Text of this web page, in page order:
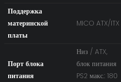
Поддержка
материнской
платы
MICO ATX/ITX
Порт блока
питания
Низ / ATX,
блок питания
PS2 макс.: 180